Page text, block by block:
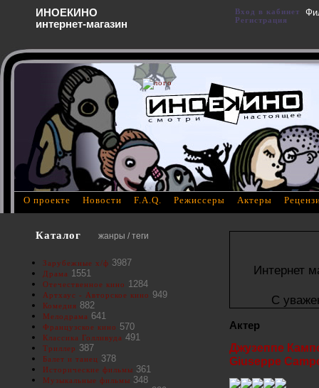
Интернет
С
Актер
Джузеппе
Giuseppe
Каталог жанры / теги
Зарубежные х/ф 3987
Драма 1551
Отечественное кино 1284
Артхаус - Авторское кино 949
Комедия 882
Мелодрама 641
Французское кино 570
Классика Голливуда 491
Триллер 387
Балет и танец 378
Исторические фильмы 361
Музыкальные фильмы 348
О проекте Новости F.A.Q. Режиссеры Актеры
ИНОЕКИНО
интернет-магазин
Вход в кабинет
Регистрация